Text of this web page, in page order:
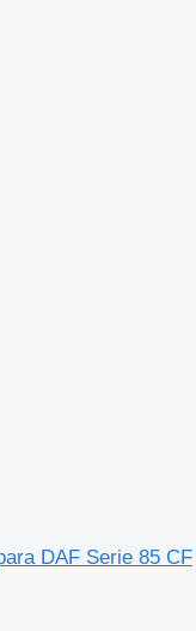
DAF Serie 85 CF